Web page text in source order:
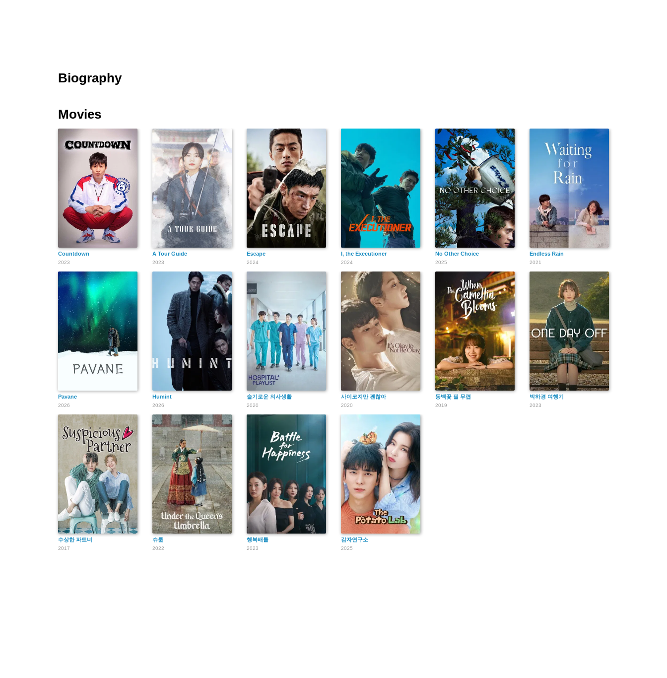
Biography
Movies
Countdown
2023
A Tour Guide
2023
Escape
2024
I, the Executioner
2024
No Other Choice
2025
Endless Rain
2021
Pavane
2026
Humint
2026
슬기로운 의사생활
2020
사이코지만 괜찮아
2020
동백꽃 필 무렵
2019
박하경 여행기
2023
수상한 파트너
2017
슈룹
2022
행복배틀
2023
감자연구소
2025